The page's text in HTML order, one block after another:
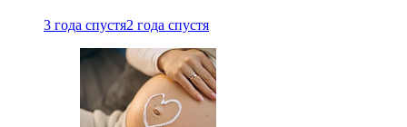
3 года спустя2 года спустя